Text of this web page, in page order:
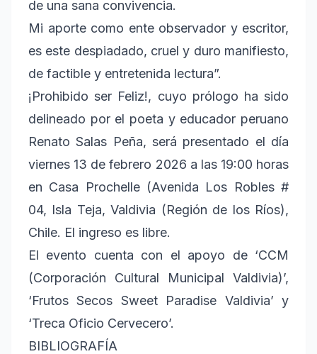
de una sana convivencia.
Mi aporte como ente observador y escritor,
es este despiadado, cruel y duro manifiesto,
de factible y entretenida lectura”.
¡Prohibido ser Feliz!, cuyo prólogo ha sido
delineado por el poeta y educador peruano
Renato Salas Peña, será presentado el día
viernes 13 de febrero 2026 a las 19:00 horas
en Casa Prochelle (Avenida Los Robles #
04, Isla Teja, Valdivia (Región de los Ríos),
Chile. El ingreso es libre.
El evento cuenta con el apoyo de ‘CCM
(Corporación Cultural Municipal Valdivia)’,
‘Frutos Secos Sweet Paradise Valdivia’ y
‘Treca Oficio Cervecero’.
BIBLIOGRAFÍA